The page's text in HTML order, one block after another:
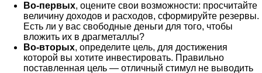
Во-первых, оцените свои возможности: просчитайте
величину доходов и расходов, сформируйте резервы.
Есть ли у вас свободные деньги для того, чтобы
вложить их в драгметаллы?
Во-вторых, определите цель, для достижения
которой вы хотите инвестировать. Правильно
поставленная цель — отличный стимул не выводить